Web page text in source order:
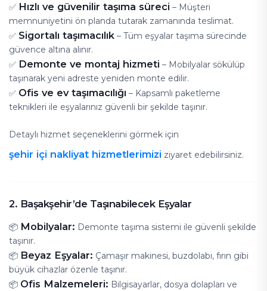
✅ Hızlı ve güvenilir taşıma süreci – Müşteri
memnuniyetini ön planda tutarak zamanında teslimat.
✅ Sigortalı taşımacılık – Tüm eşyalar taşıma sürecinde
güvence altına alınır.
✅ Demonte ve montaj hizmeti – Mobilyalar sökülüp
taşınarak yeni adreste yeniden monte edilir.
✅ Ofis ve ev taşımacılığı – Kapsamlı paketleme
teknikleri ile eşyalarınız güvenli bir şekilde taşınır.
Detaylı hizmet seçeneklerini görmek için
şehir içi nakliyat hizmetlerimizi ziyaret edebilirsiniz.
2. Başakşehir’de Taşınabilecek Eşyalar
📦 Mobilyalar: Demonte taşıma sistemi ile güvenli şekilde
taşınır.
📦 Beyaz Eşyalar: Çamaşır makinesi, buzdolabı, fırın gibi
büyük cihazlar özenle taşınır.
📦 Ofis Malzemeleri: Bilgisayarlar, dosya dolapları ve